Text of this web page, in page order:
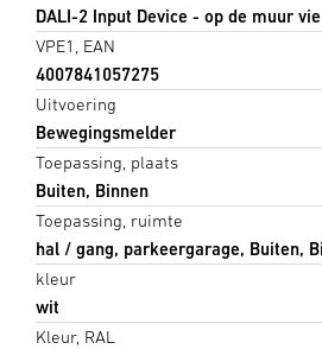
DALI-2 Input Device - op de muur
VPE1, EAN
4007841057275
Uitvoering
Bewegingsmelder
Toepassing, plaats
Buiten, Binnen
Toepassing, ruimte
hal / gang, parkeergarage, Buiten,
kleur
wit
Kleur, RAL